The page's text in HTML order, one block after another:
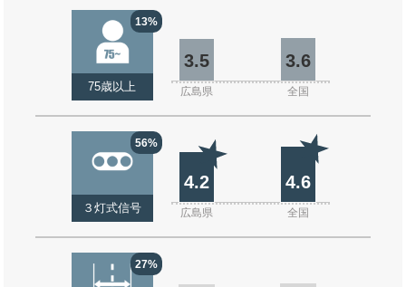
13%
75歳以上
3.5 3.6
広島県 全国
56%
３灯式信号
4.2 4.6
広島県 全国
27%